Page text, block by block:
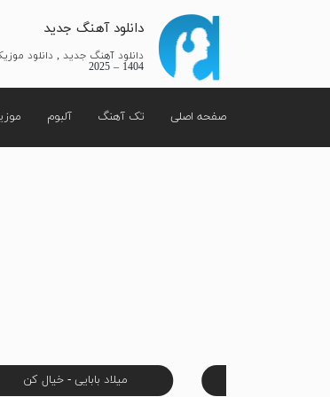
دانلود آهنگ جدید
دانلود آهنگ جدید , دانلود
1404 – 2025
صفحه اصلی تک آهنگ آلبوم
میلاد بابایی - خیال کن